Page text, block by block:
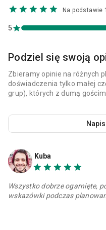
Na podstawie
5
Podziel się swoją
Zbieramy opinie na różnych
doświadczenia tylko małej
grup), których z dumą
Kuba
Wszystko dobrze ogarnięte,
wskazówki podczas